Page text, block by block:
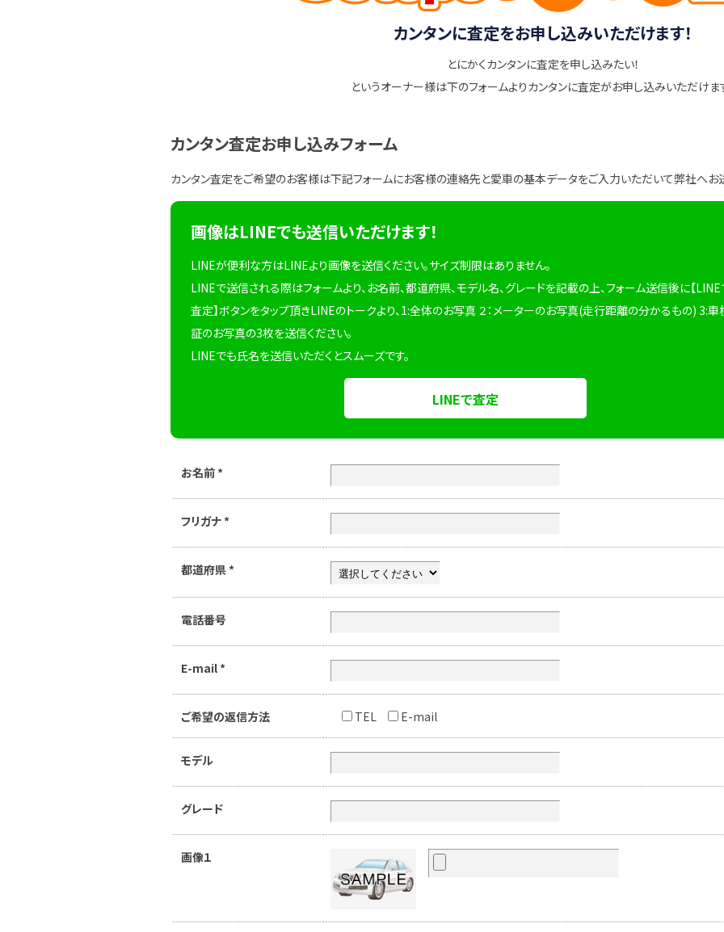
カンタンに査定をお申し込みいただけます！
とにかくカンタンに査定を申し込みたい！
というオーナー様は下のフォームよりカンタンに査定がお申し込みいただけま
カンタン査定お申し込みフォーム
カンタン査定をご希望のお客様は下記フォームにお客様の連絡先と愛車の基本データをご入力いただいて弊社へお
画像はLINEでも送信いただけます！
LINEが便利な方はLINEより画像を送信ください。サイズ制限はありません。
LINEで送信される際はフォームより、お名前、都道府県、モデル名、グレードを記載の上、フォーム送信後に【LINE
査定】ボタンをタップ頂きLINEのトークより、1:全体のお写真 ２：メーターのお写真(走行距離の分かるもの) 3:車
証のお写真の3枚を送信ください。
LINEでも氏名を送信いただくとスムーズです。
LINEで査定
お名前 *
フリガナ *
都道府県 *
電話番号
E-mail *
ご希望の返信方法 TEL E-mail
モデル
グレード
画像１